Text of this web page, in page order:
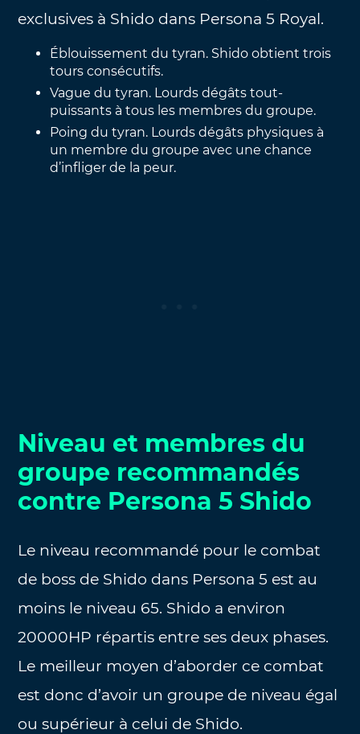
exclusives à Shido dans Persona 5 Royal.
Éblouissement du tyran. Shido obtient trois
tours consécutifs.
Vague du tyran. Lourds dégâts tout-
puissants à tous les membres du groupe.
Poing du tyran. Lourds dégâts physiques à
un membre du groupe avec une chance
d’infliger de la peur.
Niveau et membres du
groupe recommandés
contre Persona 5 Shido
Le niveau recommandé pour le combat
de boss de Shido dans Persona 5 est au
moins le niveau 65. Shido a environ
20000HP répartis entre ses deux phases.
Le meilleur moyen d’aborder ce combat
est donc d’avoir un groupe de niveau égal
ou supérieur à celui de Shido.